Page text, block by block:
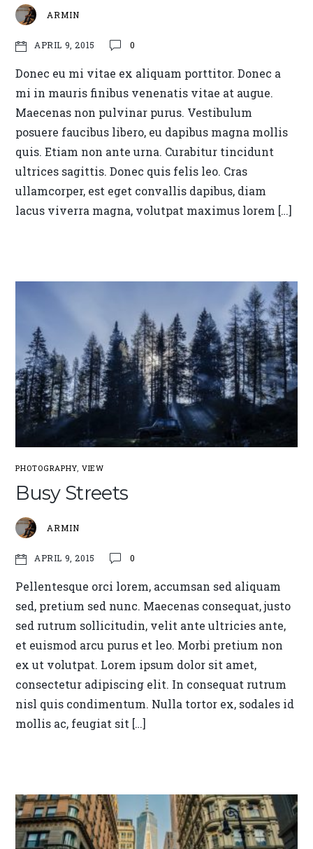
ARMIN
APRIL 9, 2015 0
Donec eu mi vitae ex aliquam porttitor. Donec a
mi in mauris finibus venenatis vitae at augue.
Maecenas non pulvinar purus. Vestibulum
posuere faucibus libero, eu dapibus magna mollis
quis. Etiam non ante urna. Curabitur tincidunt
ultrices sagittis. Donec quis felis leo. Cras
ullamcorper, est eget convallis dapibus, diam
lacus viverra magna, volutpat maximus lorem […]
PHOTOGRAPHY, VIEW
Busy Streets
ARMIN
APRIL 9, 2015 0
Pellentesque orci lorem, accumsan sed aliquam
sed, pretium sed nunc. Maecenas consequat, justo
sed rutrum sollicitudin, velit ante ultricies ante,
et euismod arcu purus et leo. Morbi pretium non
ex ut volutpat. Lorem ipsum dolor sit amet,
consectetur adipiscing elit. In consequat rutrum
nisl quis condimentum. Nulla tortor ex, sodales id
mollis ac, feugiat sit […]